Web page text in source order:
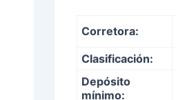
Corretora:
Clasificación:
Depósito
mínimo: